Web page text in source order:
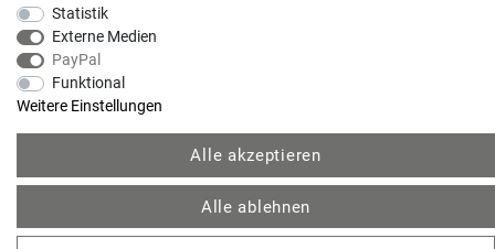
© Copyright 2026 | Alle Rechte vorbehalten. - Gartentechnik Hansen | Realisation
Statistik
Externe Medien
PayPal
Funktional
Weitere Einstellungen
Alle akzeptieren
Alle ablehnen